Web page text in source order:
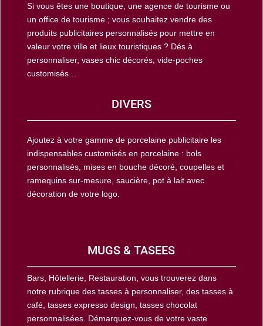
Si vous êtes une boutique, une agence de tourisme ou
un office de tourisme ; vous souhaitez vendre des
produits publicitaires personnalisés pour mettre en
valeur votre ville et lieux touristiques ? Dés à
personnaliser, vases chic décorés, vide-poches
customisés…
DIVERS
Ajoutez à votre gamme de porcelaine publicitaire les
indispensables customisés en porcelaine : bols
personnalisés, mises en bouche décoré, coupelles et
ramequins sur-mesure, saucière, pot à lait avec
décoration de votre logo.
MUGS & TASEES
Bars, Hôtellerie, Restauration, vous trouverez dans
notre rubrique des tasses à personnaliser, des tasses à
café, tasses expresso design, tasses chocolat
personnalisées. Démarquez-vous de votre vaste